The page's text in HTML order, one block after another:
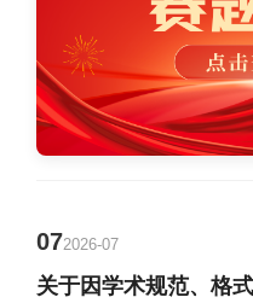
关于因学术规范、格
072026-07